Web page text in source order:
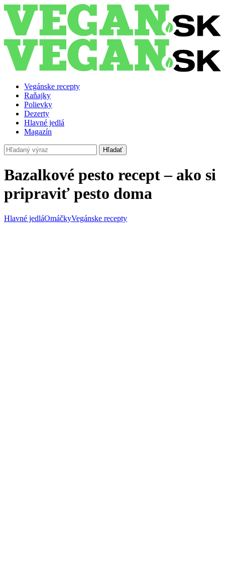
Vegánske recepty
Raňajky
Polievky
Dezerty
Hlavné jedlá
Magazín
Hľadať
Bazalkové pesto recept – ako si
pripraviť pesto doma
Hlavné jedláOmáčkyVegánske recepty